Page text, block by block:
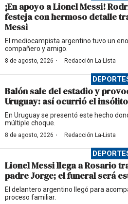
¡En apoyo a Lionel Messi!
festeja con hermoso detalle
Messi
El mediocampista argentino tuvo un
compañero y amigo.
8 de agosto, 2026 · Redacción La-Lista
Balón sale del estadio y
Uruguay: así ocurrió el
En Uruguay se presentó este hecho
múltiple choque.
8 de agosto, 2026 · Redacción La-Lista
Lionel Messi llega a Rosario
padre Jorge; el funeral será
El delantero argentino llegó para
proceso familiar.